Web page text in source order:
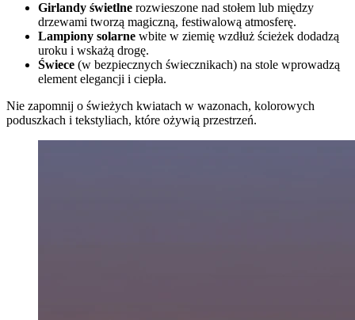
Girlandy świetlne rozwieszone nad stołem lub między
drzewami tworzą magiczną, festiwalową atmosferę.
Lampiony solarne wbite w ziemię wzdłuż ścieżek dodadzą
uroku i wskażą drogę.
Świece (w bezpiecznych świecznikach) na stole wprowadzą
element elegancji i ciepła.
Nie zapomnij o świeżych kwiatach w wazonach, kolorowych
poduszkach i tekstyliach, które ożywią przestrzeń.